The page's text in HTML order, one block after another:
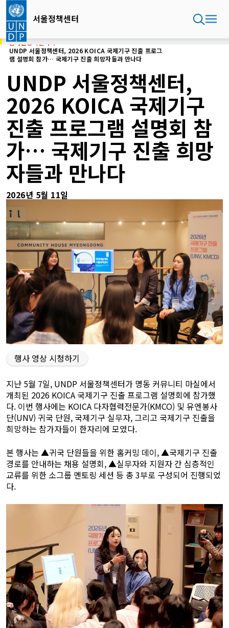
콘
텐
서울정책센터
홈서울정책센터
UNDP 서울정책센터, 2026 KOICA 국제기구 진출 프로그
램 설명회 참가… 국제기구 진출 희망자들과 만나다
UNDP 서울정책센터,
2026 KOICA 국제기구
진출 프로그램 설명회 참
가… 국제기구 진출 희망
자들과 만나다
2026년 5월 11일
행사 영상 시청하기
지난 5월 7일, UNDP 서울정책센터가 명동 커뮤니티 마실에서
개최된 2026 KOICA 국제기구 진출 프로그램 설명회에 참가했
다. 이번 행사에는 KOICA 다자협력전문가(KMCO) 및 유엔봉사
단(UNV) 귀국 단원, 국제기구 실무자, 그리고 국제기구 진출을
희망하는 참가자들이 한자리에 모였다.
본 행사는 ▲귀국 단원들을 위한 홈커밍 데이, ▲국제기구 진출
경로를 안내하는 채용 설명회, ▲실무자와 지원자 간 심층적인
교류를 위한 소그룹 멘토링 세션 등 총 3부로 구성되어 진행되었
다.